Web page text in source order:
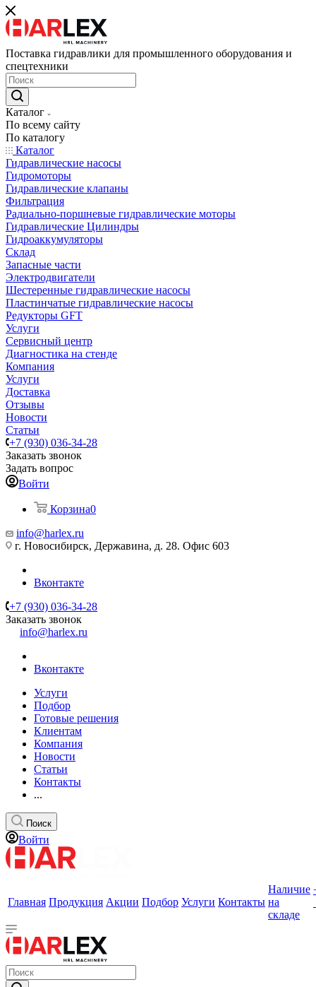
Поставка гидравлики для промышленного оборудования и
спецтехники
Каталог
По всему сайту
По каталогу
Каталог
Гидравлические насосы
Гидромоторы
Гидравлические клапаны
Фильтрация
Радиально-поршневые гидравлические моторы
Гидравлические Цилиндры
Гидроаккумуляторы
Склад
Запасные части
Электродвигатели
Шестеренные гидравлические насосы
Пластинчатые гидравлические насосы
Редукторы GFT
Услуги
Сервисный центр
Диагностика на стенде
Компания
Услуги
Доставка
Отзывы
Новости
Статьи
+7 (930) 036-34-28
Заказать звонок
Задать вопрос
Войти
Корзина0
info@harlex.ru
г. Новосибирск, Державина, д. 28. Офис 603
Вконтакте
+7 (930) 036-34-28
Заказать звонок
info@harlex.ru
Вконтакте
Услуги
Подбор
Готовые решения
Клиентам
Компания
Новости
Статьи
Контакты
...
Поиск
Войти
Главная Продукция Акции Подбор Услуги Контакты
Наличие
на
складе